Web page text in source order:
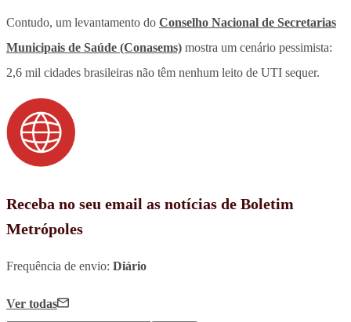
Contudo, um levantamento do Conselho Nacional de Secretarias
Municipais de Saúde (Conasems) mostra um cenário pessimista:
2,6 mil cidades brasileiras não têm nenhum leito de UTI sequer.
Receba no seu email as notícias de Boletim
Metrópoles
Frequência de envio: Diário
Ver todas